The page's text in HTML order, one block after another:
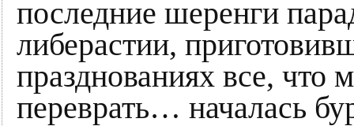
последние шеренги
либерастии,
празднованиях все, что
переврать… началась